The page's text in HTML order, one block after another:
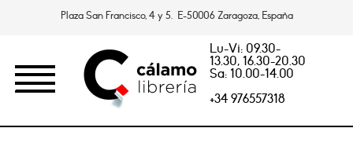
Plaza San Francisco, 4 y 5. E-50006 Zaragoza, España
Lu-Vi: 09.30-
13.30, 16.30-20.30
Sa: 10.00-14.00
+34 976557318